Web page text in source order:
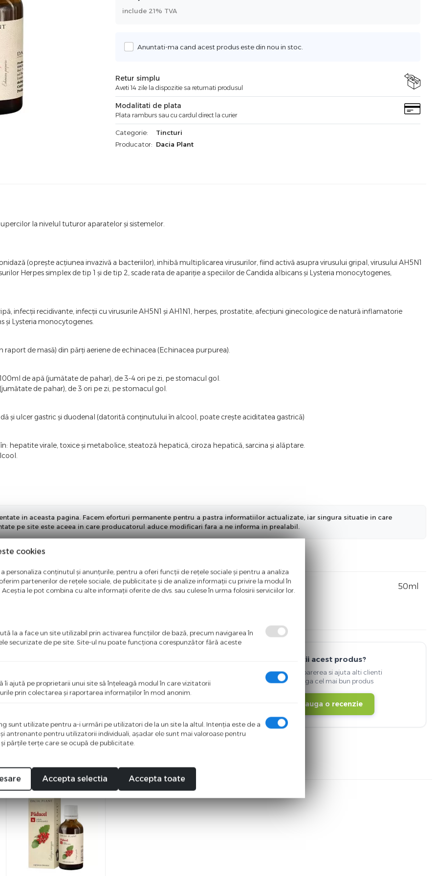
include 21% TVA
Anuntati-ma cand acest produs este din nou in stoc.
Retur simplu
Aveti 14 zile la dispozitie sa returnati produsul
Modalitati de plata
Plata ramburs sau cu cardul direct la curier
Categorie:
Tincturi
Producator: Dacia Plant
la nivelul tuturor aparatelor și sistemelor.
(oprește acțiunea invazivă a bacteriilor), inhibă multiplicarea virusurilor, fiind activă asupra virusului gripal, virusului AH5N1
Herpes simplex de tip 1 și de tip 2, scade rata de apariție a speciilor de Candida albicans și Lysteria monocytogenes,
infecții recidivante, infecții cu virusurile AH5N1 și AH1N1, herpes, prostatite, afecțiuni ginecologice de natură inflamatorie
și Lysteria monocytogenes.
de masă) din părți aeriene de echinacea (Echinacea purpurea).
de apă (jumătate de pahar), de 3-4 ori pe zi, pe stomacul gol.
de pahar), de 3 ori pe zi, pe stomacul gol.
și ulcer gastric și duodenal (datorită conținutului în alcool, poate crește aciditatea gastrică)
hepatite virale, toxice și metabolice, steatoză hepatică, ciroza hepatică, sarcina și alăptare.
in aceasta pagina. Facem eforturi permanente pentru a pastra informatiilor actualizate, iar singura situatie in care
pe site este aceea in care producatorul aduce modificari fara a ne informa in prealabil.
50ml
care scrie ceva bun despre acest produs!
Detii acest produs?
Spune-ti parerea si ajuta alti clienti
sa aleaga cel mai bun produs
Adauga o recenzie
-23%
cookies
personaliza conținutul și anunțurile, pentru a oferi funcții de rețele sociale și pentru a analiza
partenerilor de rețele sociale, de publicitate și de analize informații cu privire la modul în
le pot combina cu alte informații oferite de dvs. sau culese în urma folosirii serviciilor lor.
la a face un site utilizabil prin activarea funcţiilor de bază, precum navigarea în
securizate de pe site. Site-ul nu poate funcţiona corespunzător fără aceste
îi ajută pe proprietarii unui site să înţeleagă modul în care vizitatorii
prin colectarea şi raportarea informaţiilor în mod anonim.
sunt utilizate pentru a-i urmări pe utilizatori de la un site la altul. Intenţia este de a
antrenante pentru utilizatorii individuali, aşadar ele sunt mai valoroase pentru
părţile terţe care se ocupă de publicitate.
Accepta selectia Accepta toate